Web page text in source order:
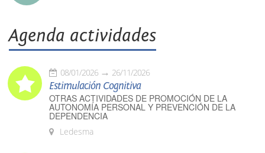
Agenda actividades
08/01/2026 26/11/2026
Estimulación Cognitiva
OTRAS ACTIVIDADES DE PROMOCIÓN DE LA
AUTONOMÍA PERSONAL Y PREVENCIÓN DE LA
DEPENDENCIA
Ledesma